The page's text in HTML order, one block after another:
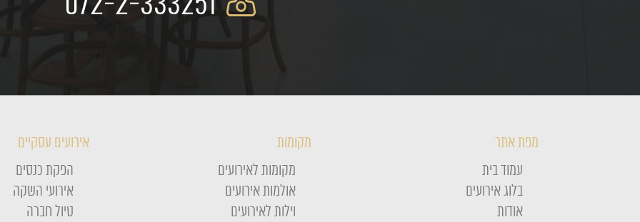
מפת אתר
עמוד בית
בלוג אירועים
אודות
מקומות
מקומות לאירועים
אולמות אירועים
וילות לאירועים
אירועים עסקיים
הפקת כנסים
אירועי השקה
טיול חברה